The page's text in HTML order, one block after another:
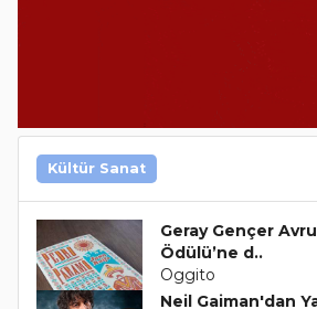
Kültür Sanat
Geray Gençer
Ödülü’ne d..
Oggito
Neil Gaiman'dan